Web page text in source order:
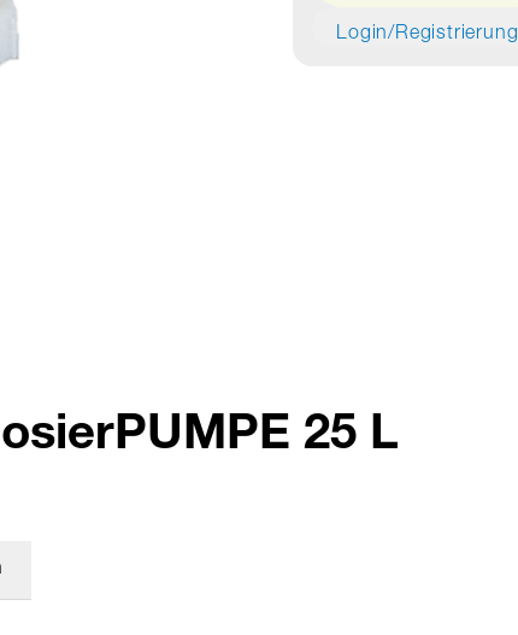
Login/Registrierung
25 L